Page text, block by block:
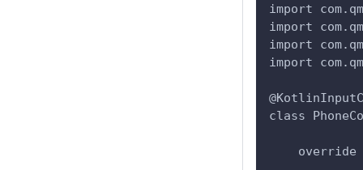
import
import
import
import
class
override